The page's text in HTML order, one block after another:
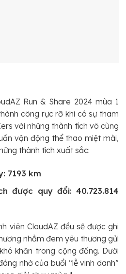
Run & Share 2024 mùa 1
công rực rỡ khi có sự tham
với những thành tích vô cùng
vận động thể thao miệt mài,
thành tích xuất sắc:
7193 km
được quy đổi: 40.723.814
viên CloudAZ đều sẽ được ghi
nhằm đem yêu thương gửi
khăn trong cộng đồng. Dưới
nhớ của buổi “lễ vinh danh”